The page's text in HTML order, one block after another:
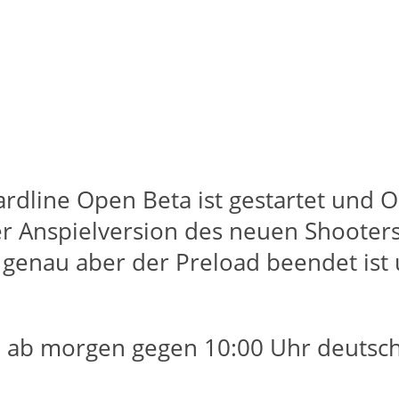
Open Beta ist gestartet und
Anspielversion des neuen
aber der Preload beendet
morgen gegen 10:00 Uhr